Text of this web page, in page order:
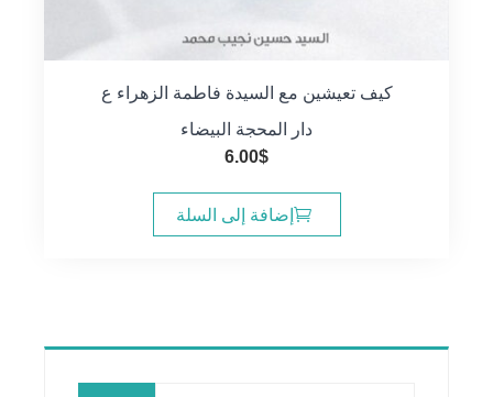
كيف تعيشين مع السيدة فاطمة الزهراء ع
دار المحجة البيضاء
6.00$
إضافة إلى السلة